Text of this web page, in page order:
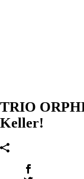
TRIO
Keller!